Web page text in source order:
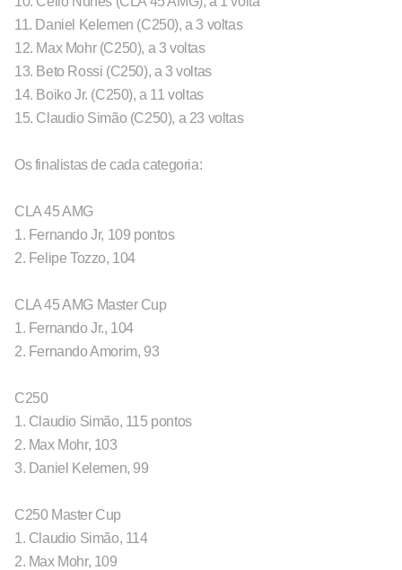
11. Daniel Kelemen (C250), a 3 voltas
12. Max Mohr (C250), a 3 voltas
13. Beto Rossi (C250), a 3 voltas
14. Boiko Jr. (C250), a 11 voltas
15. Claudio Simão (C250), a 23 voltas
Os finalistas de cada categoria:
CLA 45 AMG
1. Fernando Jr, 109 pontos
2. Felipe Tozzo, 104
CLA 45 AMG Master Cup
1. Fernando Jr., 104
2. Fernando Amorim, 93
C250
1. Claudio Simão, 115 pontos
2. Max Mohr, 103
3. Daniel Kelemen, 99
C250 Master Cup
1. Claudio Simão, 114
2. Max Mohr, 109